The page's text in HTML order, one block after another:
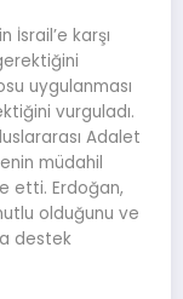
İsrail’e karşı
uygulanması
vurguladı.
Adalet
müdahil
etti. Erdoğan,
olduğunu ve
destek